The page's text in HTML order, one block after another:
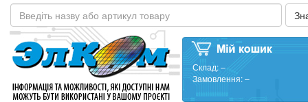
Склад:–
Замовлення:–